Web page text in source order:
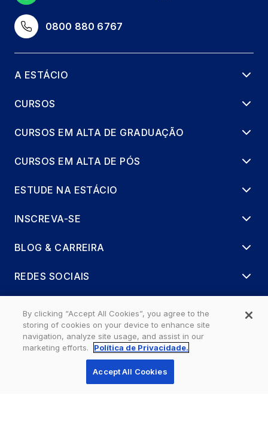
0800 880 6767
A ESTÁCIO
CURSOS
CURSOS EM ALTA DE GRADUAÇÃO
CURSOS EM ALTA DE PÓS
ESTUDE NA ESTÁCIO
INSCREVA-SE
BLOG & CARREIRA
REDES SOCIAIS
By clicking “Accept All Cookies”, you agree to the
storing of cookies on your device to enhance site
navigation, analyze site usage, and assist in our
marketing efforts.
Política de Privacidade.
Accept All Cookies